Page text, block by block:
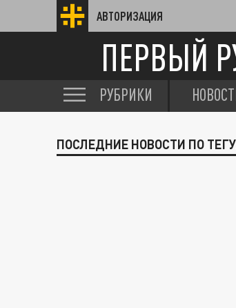
АВТОРИЗАЦИЯ
ПЕРВЫЙ
РУБРИКИ
ПОСЛЕДНИЕ НОВОСТИ ПО